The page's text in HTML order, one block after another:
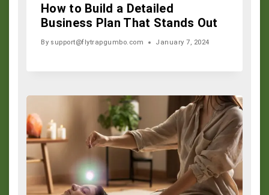
How to Build a Detailed
Business Plan That Stands Out
By support@flytrapgumbo.com January 7, 2024